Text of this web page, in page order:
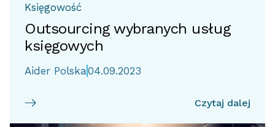
Księgowość
Outsourcing wybranych usług
księgowych
Aider Polska04.09.2023
Czytaj dalej